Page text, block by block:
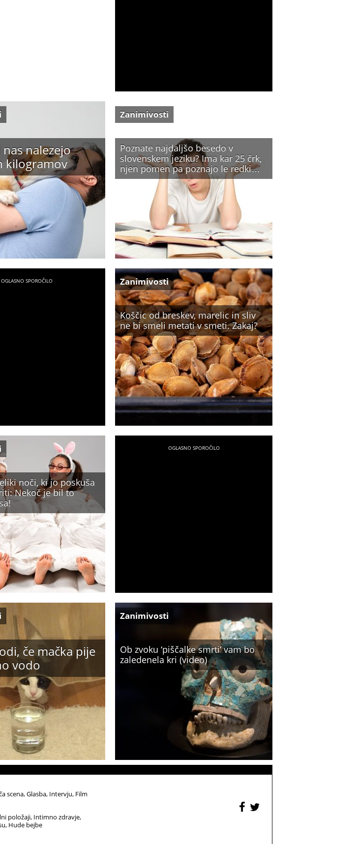
nas nalezejo
kilogramov
Poznate najdaljšo besedo v
slovenskem jeziku? Ima kar 25 črk,
njen pomen pa poznajo le redki…
Zanimivosti
Koščic od breskev, marelic in sliv
ne bi smeli metati v smeti. Zakaj?
Zanimivosti
noči, ki jo poskuša
Nekoč je bil to
če mačka pije
vodo
Ob zvoku ‘piščalke smrti’ vam bo
zaledenela kri (video)
Zanimivosti
scena Glasba Intervju Film
položaji Intimno zdravje
Hude bejbe